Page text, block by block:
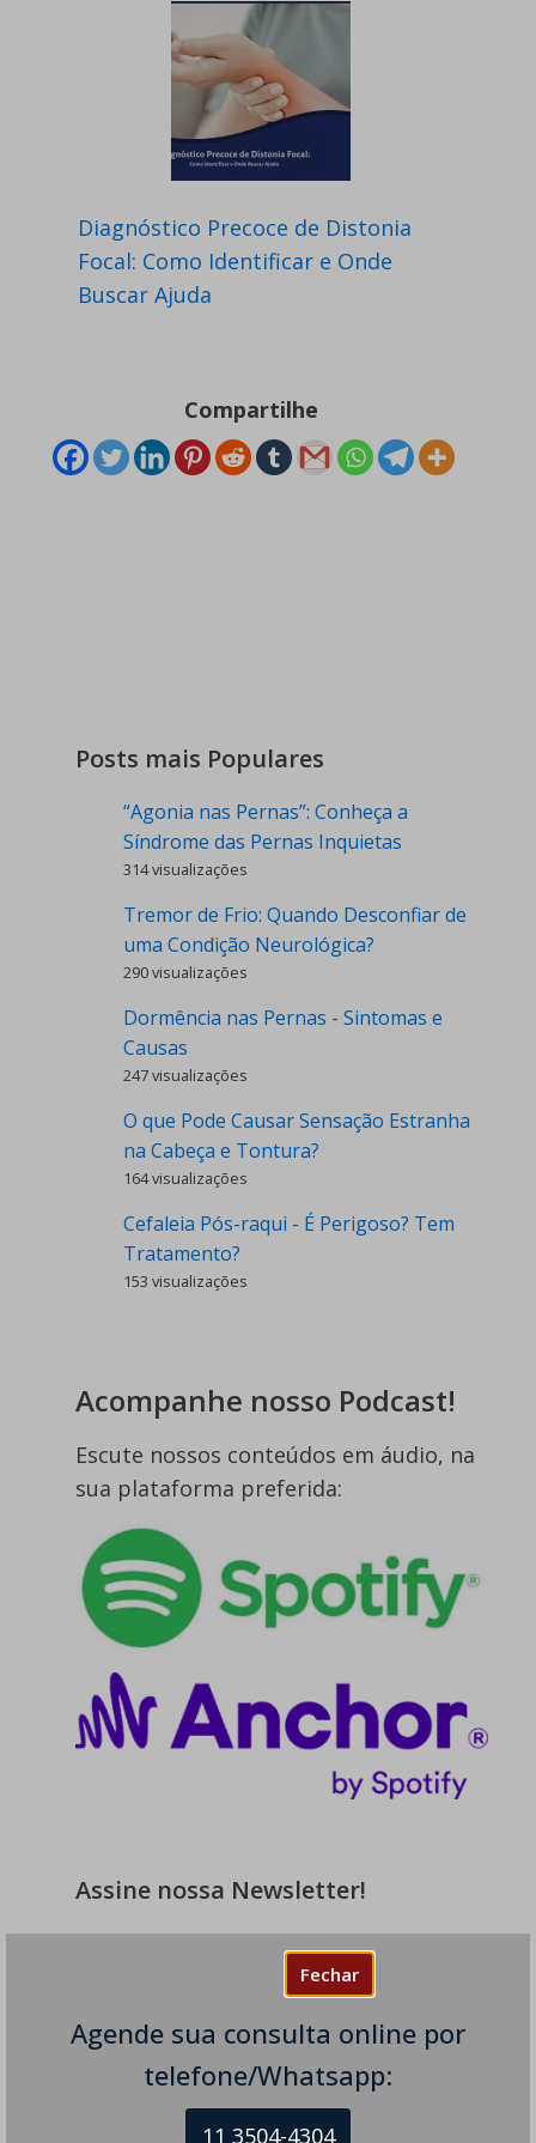
Fechar
Agende sua consulta online por
telefone/Whatsapp:
11 3504-4304
Diagnóstico Precoce de Distonia
Focal: Como Identificar e Onde
Buscar Ajuda
Compartilhe
Posts mais Populares
“Agonia nas Pernas”: Conheça a
Síndrome das Pernas Inquietas
314 visualizações
Tremor de Frio: Quando Desconfiar de
uma Condição Neurológica?
290 visualizações
Dormência nas Pernas - Sintomas e
Causas
247 visualizações
O que Pode Causar Sensação Estranha
na Cabeça e Tontura?
164 visualizações
Cefaleia Pós-raqui - É Perigoso? Tem
Tratamento?
153 visualizações
Acompanhe nosso Podcast!
Escute nossos conteúdos em áudio, na
sua plataforma preferida:
Assine nossa Newsletter!
Assine nossa newsletter e receba em
seu e-mail todos os nossos novos
artigos.